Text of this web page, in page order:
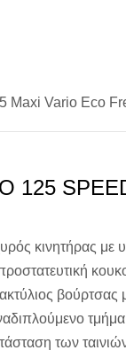
Maxi Vario Eco
125
κινητήρας με
βούρτσας
τμήμα
των